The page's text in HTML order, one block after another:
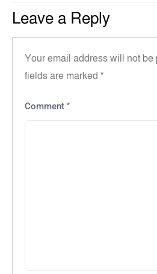
Leave a Reply
Your email address will not be
fields are marked *
Comment *